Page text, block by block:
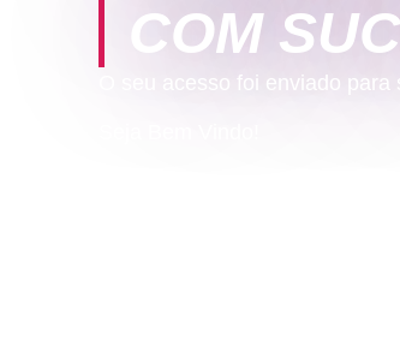
COM
O seu acesso foi enviado para